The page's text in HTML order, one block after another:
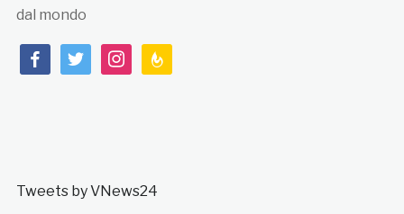
dal mondo
facebooktwitterinstagramfeedburner
Tweets by VNews24